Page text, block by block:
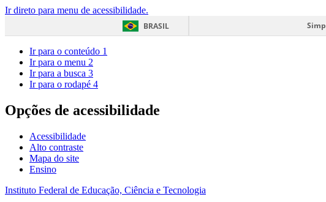
Ir direto para menu de acessibilidade.
BRASIL
Ir para o conteúdo 1
Ir para o menu 2
Ir para a busca 3
Ir para o rodapé 4
Opções de acessibilidade
Acessibilidade
Alto contraste
Mapa do site
Ensino
Instituto Federal de Educação, Ciência e Tecnologia